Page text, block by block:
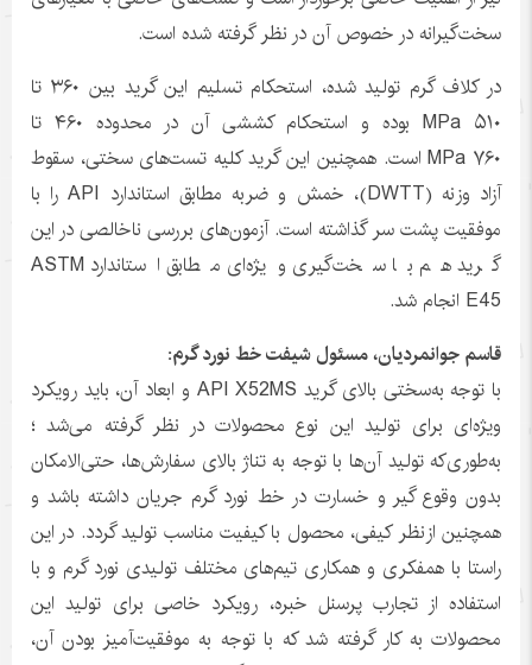
سخت‌گیرانه در خصوص آن در نظر گرفته شده است.
در کلاف گرم تولید شده، استحکام تسلیم این گرید بین ۳۶۰ تا
۵۱۰ MPa بوده و استحکام کششی آن در محدوده ۴۶۰ تا
۷۶۰ MPa است. همچنین این گرید کلیه تست‌های سختی، سقوط
آزاد وزنه (DWTT)، خمش و ضربه مطابق استاندارد API را با
موفقیت پشت سر گذاشته است. آزمون‌های بررسی ناخالصی در این
گرید هم با سخت‌گیری ویژه‌ای مطابق استاندارد ASTM
E45 انجام شد.
قاسم جوانمردیان، مسئول شیفت خط نورد گرم:
با توجه به‌سختی بالای گرید API X52MS و ابعاد آن، باید رویکرد
ویژه‌ای برای تولید این نوع محصولات در نظر گرفته می‌شد ؛
به‌طوری‌که تولید آن‌ها با توجه به تناژ بالای سفارش‌ها، حتی‌الامکان
بدون وقوع گیر و خسارت در خط نورد گرم جریان داشته باشد و
همچنین ازنظر کیفی، محصول با کیفیت مناسب تولید گردد. در این
راستا با همفکری و همکاری تیم‌های مختلف تولیدی نورد گرم و با
استفاده از تجارب پرسنل خبره، رویکرد خاصی برای تولید این
محصولات به کار گرفته شد که با توجه به موفقیت‌آمیز بودن آن،